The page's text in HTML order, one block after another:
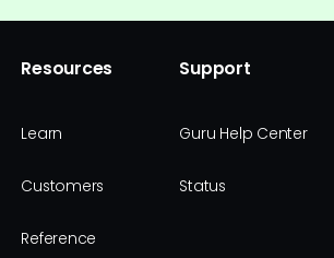
Resources
Learn
Customers
Reference
Support
Guru Help Center
Status